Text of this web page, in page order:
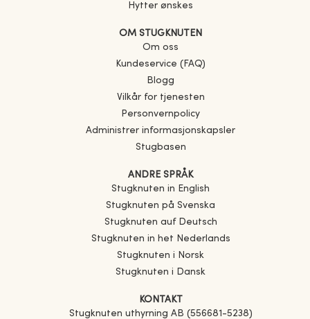
Hytter ønskes
OM STUGKNUTEN
Om oss
Kundeservice (FAQ)
Blogg
Vilkår for tjenesten
Personvernpolicy
Administrer informasjonskapsler
Stugbasen
ANDRE SPRÅK
Stugknuten in English
Stugknuten på Svenska
Stugknuten auf Deutsch
Stugknuten in het Nederlands
Stugknuten i Norsk
Stugknuten i Dansk
KONTAKT
Stugknuten uthyrning AB (556681-5238)